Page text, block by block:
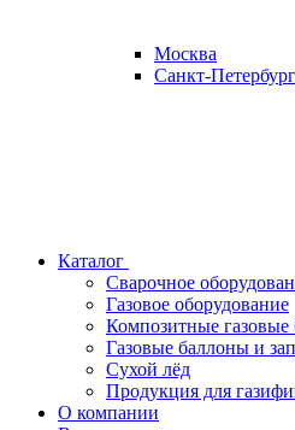
Москва
Санкт-Петербург
Каталог
Сварочное
Газовое оборудование
Композитные газовые
Газовые баллоны и
Сухой лёд
Продукция для
О компании